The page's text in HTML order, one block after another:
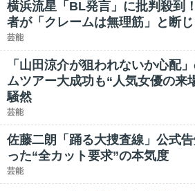
横浜流星「BL発言」に批判殺到
者が「クレームは無理筋」と断
芸能
「山田涼介が狙われないか心配
ムツアー大成功も“人気女優の来
騒然
芸能
佐藤二朗「踊る大捜査線」公式
った“全カット要求”の本気度
芸能